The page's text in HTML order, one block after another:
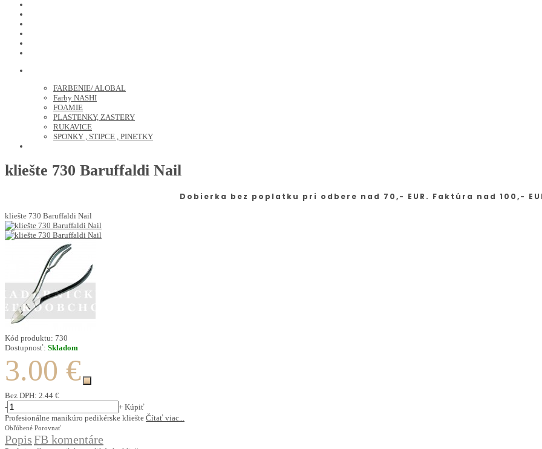
FARBENIE/ ALOBAL
Farby NASHI
FOAMIE
PLASTENKY, ZASTERY
RUKAVICE
SPONKY , STIPCE , PINETKY
kliešte 730 Baruffaldi Nail
Dobierka bez poplatku pri odbere nad 70,- EUR. Faktúra nad 100,-
kliešte 730 Baruffaldi Nail
Kód produktu: 730
Dostupnosť: Skladom
3.00 €
Bez DPH: 2.44 €
-
+ Kúpiť
Profesionálne manikúro pedikérske kliešte Čítať viac...
Obľúbené Porovnať
PopisFB komentáre